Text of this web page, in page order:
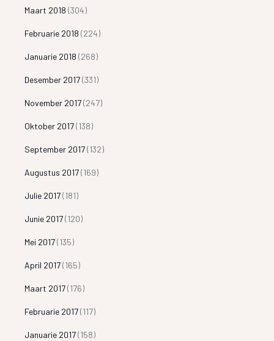
Maart 2018 (304)
Februarie 2018 (224)
Januarie 2018 (268)
Desember 2017(331)
November 2017(247)
Oktober 2017(138)
September 2017(132)
Augustus 2017(169)
Julie 2017(181)
Junie 2017(120)
Mei 2017(135)
April 2017(165)
Maart 2017(176)
Februarie 2017(117)
Januarie 2017(158)